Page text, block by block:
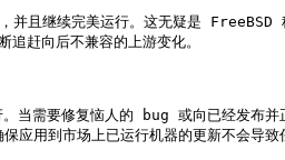
且继续完美运行。这无疑是 FreeBSD
赶向后不兼容的上游变化。
当需要修复恼人的 bug 或向已经发布
用到市场上已运行机器的更新不会导